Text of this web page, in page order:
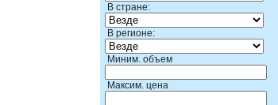
В стране:
В регионе:
Миним. объем
Максим. цена